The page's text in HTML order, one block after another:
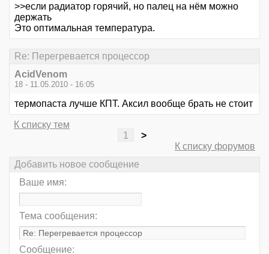
>>если радиатор горячий, но палец на нём можно
держать
Это оптимальная температура.
Re: Перегревается процессор
AcidVenom
18 - 11.05.2010 - 16:05
термопаста лучше КПТ. Аксил вообще брать не стоит
К списку тем
1
>
К списку форумов
Добавить новое сообщение
Ваше имя:
Тема сообщения:
Сообщение: